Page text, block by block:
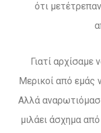
ότι
Γιατί αρχίσαμε
Μερικοί από εμάς
Αλλά
μιλάει άσχημα